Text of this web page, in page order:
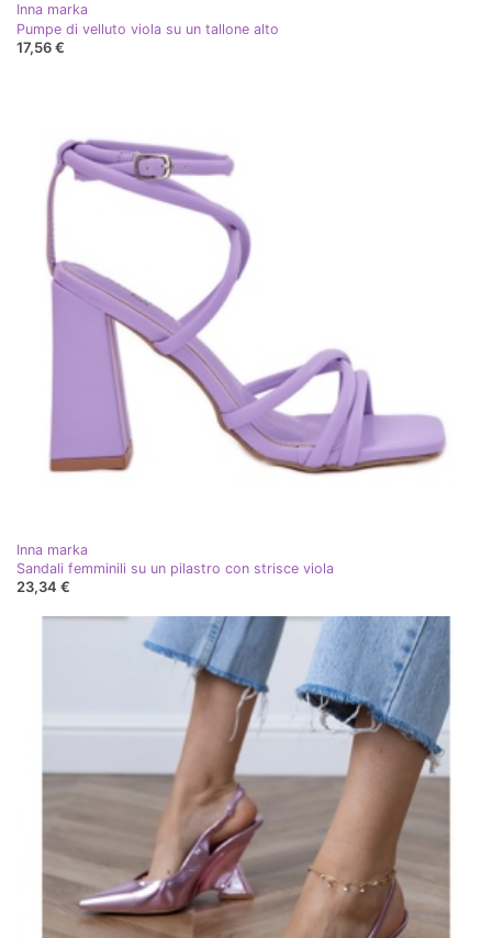
Inna marka
Pumpe di velluto viola su un tallone alto
17,56 €
Inna marka
Sandali femminili su un pilastro con strisce viola
23,34 €